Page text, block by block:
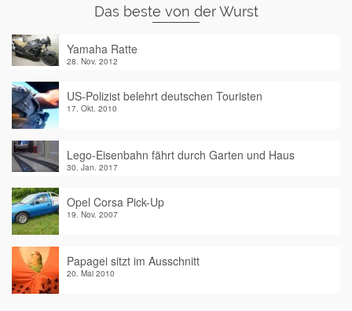
Das beste von der Wurst
Yamaha Ratte
28. Nov. 2012
US-Polizist belehrt deutschen Touristen
17. Okt. 2010
Lego-Eisenbahn fährt durch Garten und Haus
30. Jan. 2017
Opel Corsa Pick-Up
19. Nov. 2007
Papagei sitzt im Ausschnitt
20. Mai 2010